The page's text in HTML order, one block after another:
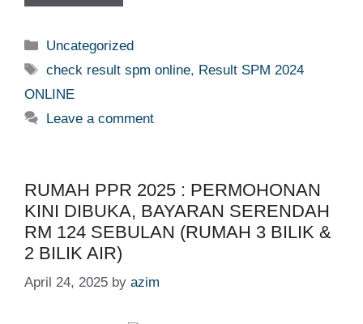
Categories
Uncategorized
Tags
check result spm online, Result SPM 2024
ONLINE
Leave a comment
RUMAH PPR 2025 : PERMOHONAN
KINI DIBUKA, BAYARAN SERENDAH
RM 124 SEBULAN (RUMAH 3 BILIK &
2 BILIK AIR)
April 24, 2025 by azim